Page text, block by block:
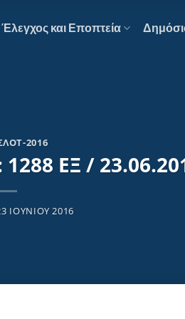
Έλεγχος και Εποπτεία
2016
ΕΞ /
ΙΟΥΝΊΟΥ 2016